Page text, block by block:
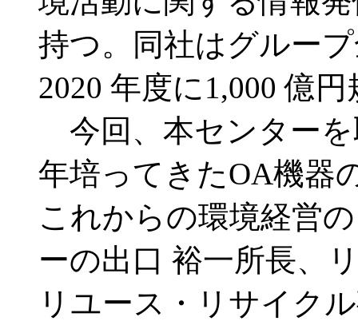
持つ。同社はグルー
2020 年度に1,000 億
今回、本センター
年培ってきたOA機器
これからの環境経営
ーの出口 裕一所長、
リユース・リサイク